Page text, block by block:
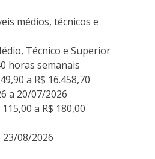
médios, técnicos e
Técnico e Superior
horas semanais
a R$ 16.458,70
a 20/07/2026
a R$ 180,00
23/08/2026